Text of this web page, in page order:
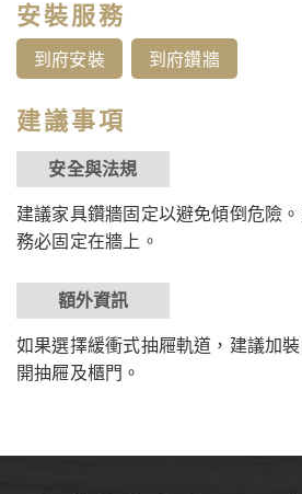
安裝服務
到府安裝 到府鑽牆
建議事項
安全與法規
建議家具鑽牆固定以避免傾倒危險
務必固定在牆上。
額外資訊
如果選擇緩衝式抽屜軌道，建議加
開抽屜及櫃門。